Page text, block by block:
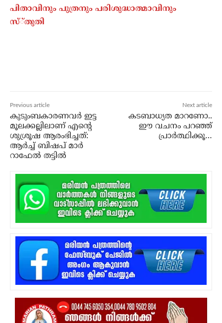
പിതാവിനും പുത്രനും പരിശുദ്ധാത്മാവിനും
സ്്തുതി
Previous article
കുടുംബകാരണവര്‍ ഇട്ട
മൂലക്കല്ലിലാണ് എന്റെ
ശുശ്രൂഷ ആരംഭിച്ചത്:
ആര്‍ച്ച് ബിഷപ് മാര്‍
റാഫേല്‍ തട്ടില്‍
Next article
കടബാധ്യത മാറണോ..
ഈ വചനം പറഞ്ഞ്
പ്രാര്‍ത്ഥിക്കൂ…